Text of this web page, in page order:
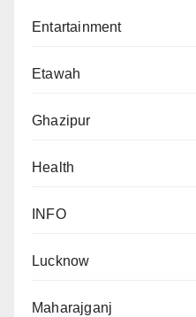
Entartainment
Etawah
Ghazipur
Health
INFO
Lucknow
Maharajganj